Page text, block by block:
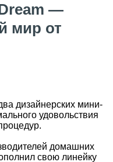
—
мир от
дизайнерских мини-
удовольствия
домашних
свою линейку